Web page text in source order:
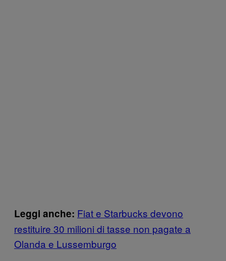
Leggi anche: Fiat e Starbucks devono
restituire 30 milioni di tasse non pagate a
Olanda e Lussemburgo